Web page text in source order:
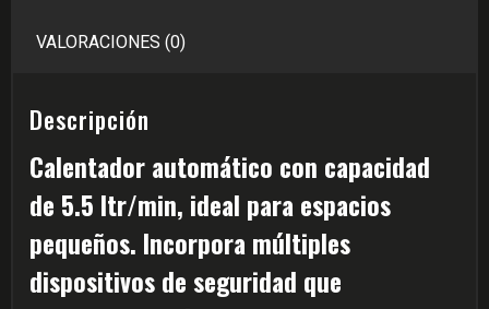
VALORACIONES (0)
Descripción
Calentador automático con capacidad
de 5.5 ltr/min, ideal para espacios
pequeños. Incorpora múltiples
dispositivos de seguridad que